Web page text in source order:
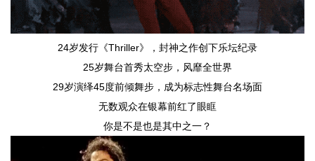
24岁发行《Thriller》，封神之作创下乐坛纪录
25岁舞台首秀太空步，风靡全世界
29岁演绎45度前倾舞步，成为标志性舞台名场面
无数观众在银幕前红了眼眶
你是不是也是其中之一？